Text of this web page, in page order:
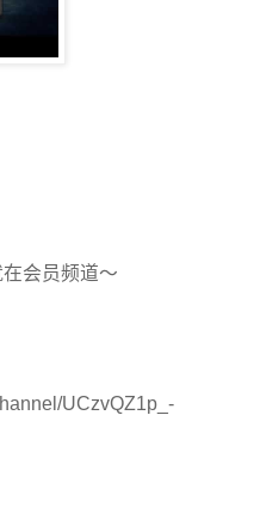
会员频道～
UCzvQZ1p_-